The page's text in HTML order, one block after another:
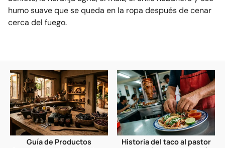
humo suave que se queda en la ropa después de cenar
cerca del fuego.
Guía de Productos
Historia del taco al pastor